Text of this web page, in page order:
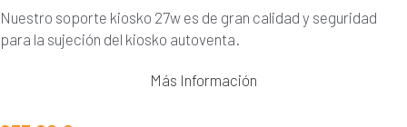
Nuestro soporte kiosko 27w es de gran calidad y seguridad
para la sujeción del kiosko autoventa.
Más Información